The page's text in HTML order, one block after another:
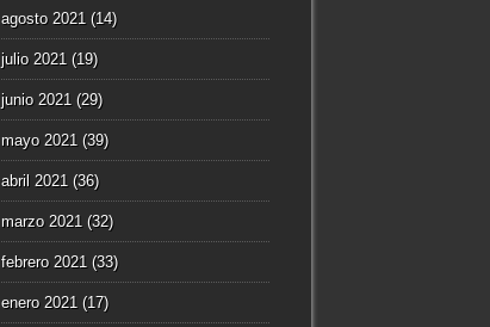
agosto 2021 (14)
julio 2021 (19)
junio 2021 (29)
mayo 2021 (39)
abril 2021 (36)
marzo 2021 (32)
febrero 2021 (33)
enero 2021 (17)